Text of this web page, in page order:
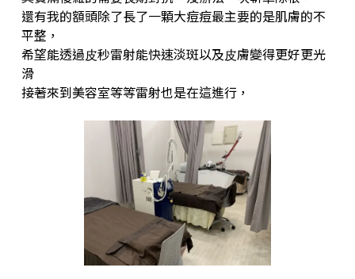
還有我的額頭除了長了⼀顆⼤痘痘最主要的是肌膚的不
平整，
希望能透過⽪秒雷射能快速淡斑以及⽪膚變得更好更光
滑
接著來到美容室等等雷射也是在這進⾏，